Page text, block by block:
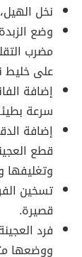
نخل
وضع
مضرب
على
إضافة
سرعة
إضافة
قطع
وتغليفها
قصيرة.
فرد
ووضعها